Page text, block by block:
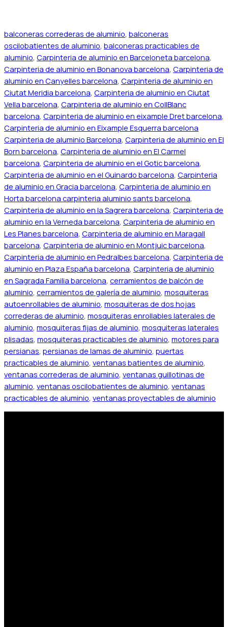
balconeras correderas de aluminio, balconeras
oscilobatientes de aluminio, balconeras practicables de
aluminio, Carpinteria de aluminio en Barceloneta barcelona,
Carpinteria de aluminio en Bonanova barcelona, Carpinteria de
aluminio en Canyelles barcelona, Carpinteria de aluminio en
Ciutat Meridia barcelona, Carpinteria de aluminio en Ciutat
Vella barcelona, Carpinteria de aluminio en CollBlanc
barcelona, Carpinteria de aluminio en eixample Dret barcelona,
Carpinteria de aluminio en Eixample Esquerra barcelona
Carpinteria de aluminio Barcelona, Carpinteria de aluminio en El
Born barcelona, Carpinteria de aluminio en El Carmel
barcelona, Carpinteria de aluminio en el Gotic barcelona,
Carpinteria de aluminio en el Guinardo barcelona, Carpinteria
de aluminio en Gracia barcelona, Carpinteria de aluminio en
Horta barcelona carpinteria aluminio sants barcelona,
Carpinteria de aluminio en la Sagrera barcelona, Carpinteria de
aluminio en la Verneda barcelona, Carpinteria de aluminio en
Les Planes barcelona, Carpinteria de aluminio en Maragall
barcelona, Carpinteria de aluminio en Montjuic barcelona,
Carpinteria de aluminio en Pedralbes barcelona, Carpinteria de
aluminio en Plaza España barcelona, Carpinteria de aluminio
en Sagrada Familia barcelona, cerramientos de balcón de
aluminio, cerramientos de galería de aluminio, mosquiteras
autoenrollables de aluminio, mosquiteras de dos hojas
correderas de aluminio, mosquiteras enrollables laterales de
aluminio, mosquiteras fijas de aluminio, mosquiteras laterales
plisadas, mosquiteras practicables de aluminio, motores para
persianas, persianas de lamas de aluminio, puertas
practicables de aluminio, ventanas batientes de aluminio,
ventanas correderas de aluminio, ventanas guillotinas de
aluminio, ventanas oscilobatientes de aluminio, ventanas
practicables de aluminio, ventanas proyectables de aluminio